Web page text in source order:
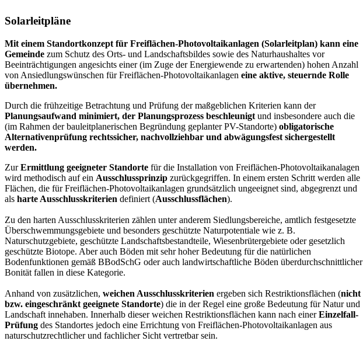
Solarleitpläne
Mit einem Standortkonzept für Freiflächen-Photovoltaikanlagen (Solarleitplan) kann eine
Gemeinde zum Schutz des Orts- und Landschaftsbildes sowie des Naturhaushaltes vor
Beeinträchtigungen angesichts einer (im Zuge der Energiewende zu erwartenden) hohen Anzahl
von Ansiedlungswünschen für Freiflächen-Photovoltaikanlagen eine aktive, steuernde Rolle
übernehmen.
Durch die frühzeitige Betrachtung und Prüfung der maßgeblichen Kriterien kann der
Planungsaufwand minimiert, der Planungsprozess beschleunigt und insbesondere auch die
(im Rahmen der bauleitplanerischen Begründung geplanter PV-Standorte) obligatorische
Alternativenprüfung rechtssicher, nachvollziehbar und abwägungsfest sichergestellt
werden.
ZurErmittlung geeigneter Standorte für die Installation von Freiflächen-Photovoltaikanalagen
wird methodisch auf ein Ausschlussprinzip zurückgegriffen. In einem ersten Schritt werden alle
Flächen, die für Freiflächen-Photovoltaikanlagen grundsätzlich ungeeignet sind, abgegrenzt und
als harte Ausschlusskriterien definiert (Ausschlussflächen).
Zu den harten Ausschlusskriterien zählen unter anderem Siedlungsbereiche, amtlich festgesetzte
Überschwemmungsgebiete und besonders geschützte Naturpotentiale wie z. B.
Naturschutzgebiete, geschützte Landschaftsbestandteile, Wiesenbrütergebiete oder gesetzlich
geschützte Biotope. Aber auch Böden mit sehr hoher Bedeutung für die natürlichen
Bodenfunktionen gemäß BBodSchG oder auch landwirtschaftliche Böden überdurchschnittlicher
Bonität fallen in diese Kategorie.
Anhand von zusätzlichen, weichen Ausschlusskriterien ergeben sich Restriktionsflächen (nicht
bzw. eingeschränkt geeignete Standorte) die in der Regel eine große Bedeutung für Natur und
Landschaft innehaben. Innerhalb dieser weichen Restriktionsflächen kann nach einerEinzelfall-
Prüfung des Standortes jedoch eine Errichtung von Freiflächen-Photovoltaikanlagen aus
naturschutzrechtlicher und fachlicher Sicht vertretbar sein.